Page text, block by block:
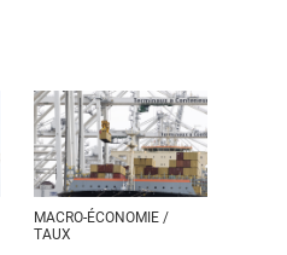
MACRO-ÉCONOMIE /
TAUX